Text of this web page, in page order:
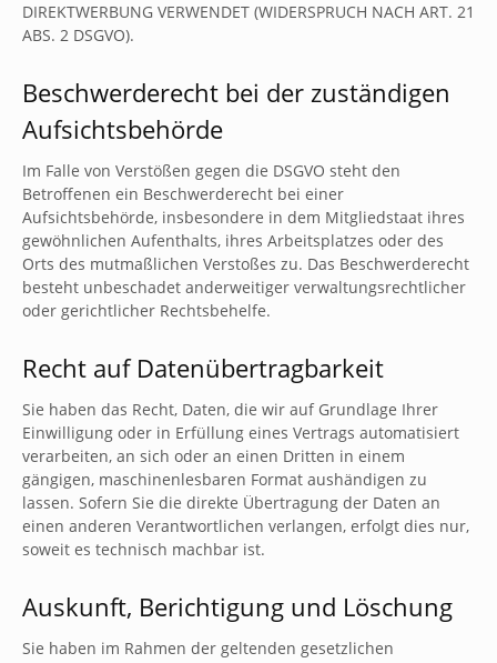
DIREKTWERBUNG VERWENDET (WIDERSPRUCH NACH ART. 21
ABS. 2 DSGVO).
Beschwerde­recht bei der zuständigen
Aufsichts­behörde
Im Falle von Verstößen gegen die DSGVO steht den
Betroffenen ein Beschwerderecht bei einer
Aufsichtsbehörde, insbesondere in dem Mitgliedstaat ihres
gewöhnlichen Aufenthalts, ihres Arbeitsplatzes oder des
Orts des mutmaßlichen Verstoßes zu. Das Beschwerderecht
besteht unbeschadet anderweitiger verwaltungsrechtlicher
oder gerichtlicher Rechtsbehelfe.
Recht auf Daten­übertrag­barkeit
Sie haben das Recht, Daten, die wir auf Grundlage Ihrer
Einwilligung oder in Erfüllung eines Vertrags automatisiert
verarbeiten, an sich oder an einen Dritten in einem
gängigen, maschinenlesbaren Format aushändigen zu
lassen. Sofern Sie die direkte Übertragung der Daten an
einen anderen Verantwortlichen verlangen, erfolgt dies nur,
soweit es technisch machbar ist.
Auskunft, Berichtigung und Löschung
Sie haben im Rahmen der geltenden gesetzlichen